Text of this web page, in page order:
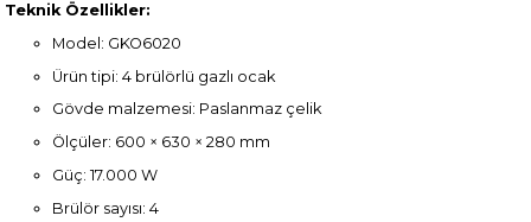
Teknik Özellikler:
Model: GKO6020
Ürün tipi: 4 brülörlü gazlı ocak
Gövde malzemesi: Paslanmaz çelik
Ölçüler: 600 × 630 × 280 mm
Güç: 17.000 W
Brülör sayısı: 4